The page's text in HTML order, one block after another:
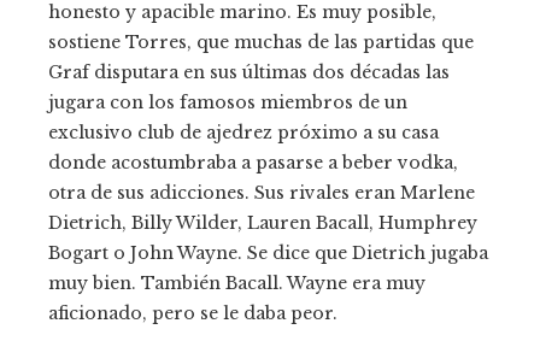
honesto y apacible marino. Es muy posible,
sostiene Torres, que muchas de las partidas que
Graf disputara en sus últimas dos décadas las
jugara con los famosos miembros de un
exclusivo club de ajedrez próximo a su casa
donde acostumbraba a pasarse a beber vodka,
otra de sus adicciones. Sus rivales eran Marlene
Dietrich, Billy Wilder, Lauren Bacall, Humphrey
Bogart o John Wayne. Se dice que Dietrich jugaba
muy bien. También Bacall. Wayne era muy
aficionado, pero se le daba peor.